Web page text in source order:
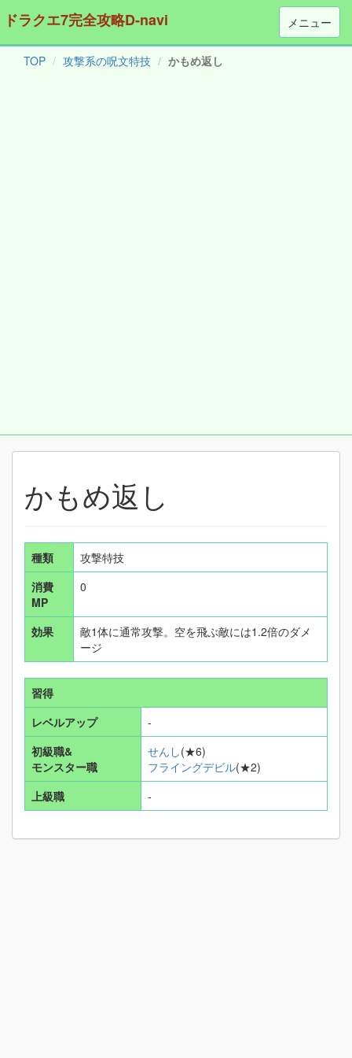
メニュー
ドラクエ7完全攻略D-navi
TOP 攻撃系の呪文特技 かもめ返し
かもめ返し
種類
攻撃特技
消費
MP
0
効果
敵1体に通常攻撃。空を飛ぶ敵には1.2倍のダメ
ージ
習得
レベルアップ
-
初級職&
モンスター職
せんし(★6)
フライングデビル(★2)
上級職
-